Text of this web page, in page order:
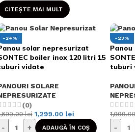
CITEȘTE MAI MULT
-24%
solar nepresurizat
boiler inox 120 litri 15
vidate
SOLARE
(0)
lei 1,299.00 lei
- + ADAUGĂ ÎN COȘ
-23%
tuburi
-